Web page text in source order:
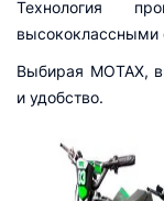
Технология
высококлассными
Выбирая MOTAX,
и удобство.